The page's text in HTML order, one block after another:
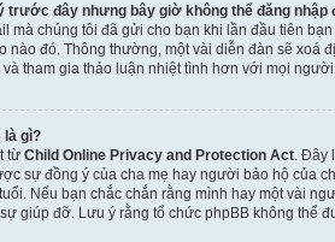
trước đây nhưng bây giờ không thể đăng
mà chúng tôi đã gửi cho bạn khi lần đầu tiên
nào đó. Thông thường, một vài diễn đàn sẽ
tham gia thảo luận nhiệt tình hơn với mọi người.
là gì?
từ Child Online Privacy and Protection Act .
sự đồng ý của cha mẹ hay người bảo hộ của
Nếu bạn chắc chắn rằng mình hay một vài
giúp đỡ. Lưu ý rằng tổ chức phpBB không thể